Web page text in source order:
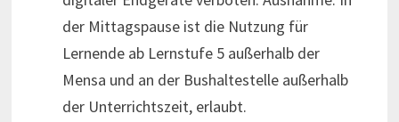
der Mittagspause ist die Nutzung für
Lernende ab Lernstufe 5 außerhalb der
Mensa und an der Bushaltestelle außerhalb
der Unterrichtszeit, erlaubt.